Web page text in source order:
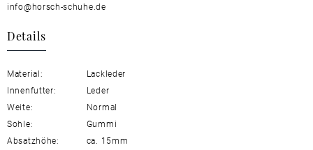
info@horsch-schuhe.de
Details
Material:
Lackleder
Innenfutter:
Leder
Weite:
Normal
Sohle:
Gummi
Absatzhöhe:
ca. 15mm